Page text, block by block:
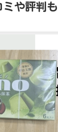
ミや評判も